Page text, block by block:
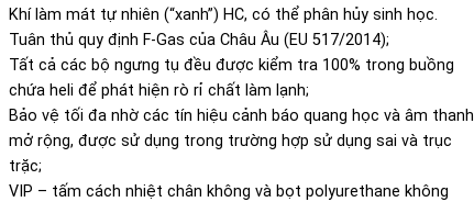
Khí làm mát tự nhiên (“xanh”) HC, có thể phân hủy sinh học.
Tuân thủ quy định F-Gas của Châu Âu (EU 517/2014);
Tất cả các bộ ngưng tụ đều được kiểm tra 100% trong buồng
chứa heli để phát hiện rò rỉ chất làm lạnh;
Bảo vệ tối đa nhờ các tín hiệu cảnh báo quang học và âm thanh
mở rộng, được sử dụng trong trường hợp sử dụng sai và trục
trặc;
VIP – tấm cách nhiệt chân không và bọt polyurethane không